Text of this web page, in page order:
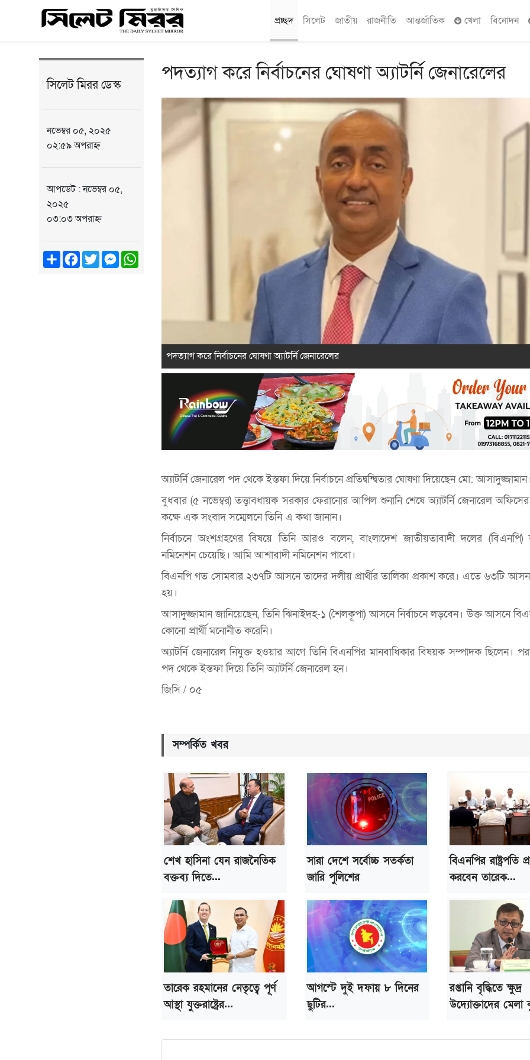
প্রচ্ছদ সিলেট জাতীয় রাজনীতি আন্তর্জাতিক খেলা বিনোদন
সিলেট মিরর ডেস্ক
নভেম্বর ০৫, ২০২৫
০২:৫৯ অপরাহ্ন
আপডেট : নভেম্বর ০৫,
২০২৫
০৩:০৩ অপরাহ্ন
ShareFacebook
TwitterMessenger
পদত্যাগ করে নির্বাচনের ঘোষণা অ্যাটর্নি জেনারেলের
পদত্যাগ করে নির্বাচনের ঘোষণা অ্যাটর্নি জেনারেলের
অ্যাটর্নি জেনারেল পদ থেকে ইস্তফা দিয়ে নির্বাচনে প্রতিদ্বন্দ্বিতার ঘোষণা দিয়েছেন মো: আসাদুজ্জামান।
বুধবার(৫নভেম্বর)তত্ত্বাবধায়ক সরকার ফেরানোর আপিল শুনানি শেষে অ্যাটর্নি জেনারেল অফিসের
কক্ষে এক সংবাদ সম্মেলনে তিনিএকথা জানান।
নির্বাচনে অংশগ্রহণের বিষয়ে তিনি আরও বলেন, বাংলাদেশ জাতীয়তাবাদী দলের
নমিনেশন চেয়েছি। আমি আশাবাদী নমিনেশন পাবো।
বিএনপি গত সোমবার ২৩৭টি আসনে তাদের দলীয় প্রার্থীর তালিকা প্রকাশ করে। এতে ৬৩টি আসন
হয়।
আসাদুজ্জামান জানিয়েছেন, তিনি ঝিনাইদহ-১ (শৈলকূপা) আসনে নির্বাচনে লড়বেন। উক্ত আসনে
কোনো প্রার্থী মনোনীত করেনি।
অ্যাটর্নি জেনারেল নিযুক্ত হওয়ার আগে তিনি বিএনপির মানবাধিকার বিষয়ক সম্পাদক ছিলেন।
পদ থেকে ইস্তফা দিয়ে তিনি অ্যাটর্নি জেনারেল হন।
জিসি / ০৫
সম্পর্কিত খবর
শেখ হাসিনা যেন রাজনৈতিক
বক্তব্য দিতে...
সারা দেশে সর্বোচ্চ সতর্কতা
জারি পুলিশের
বিএনপির রাষ্ট্রপতি
করবেন তারেক...
তারেক রহমানের নেতৃত্বে পূর্ণ
আস্থা যুক্তরাষ্ট্রের...
আগস্টে দুই দফায় ৮ দিনের
ছুটির...
রপ্তানি বৃদ্ধিতে ক্ষুদ্র
উদ্যোক্তাদের মেলা